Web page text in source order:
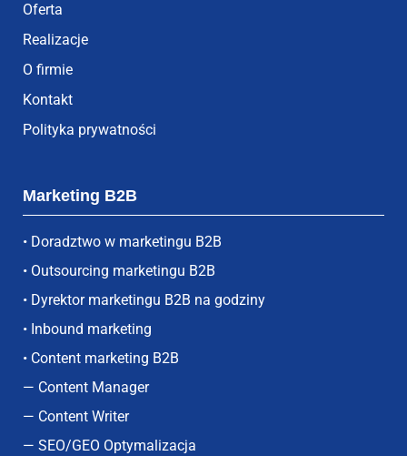
Oferta
Realizacje
O firmie
Kontakt
Polityka prywatności
Marketing B2B
• Doradztwo w marketingu B2B
• Outsourcing marketingu B2B
• Dyrektor marketingu B2B na godziny
• Inbound marketing
• Content marketing B2B
— Content Manager
— Content Writer
— SEO/GEO Optymalizacja